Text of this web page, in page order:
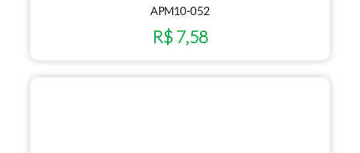
APM10-052
R$ 7,58